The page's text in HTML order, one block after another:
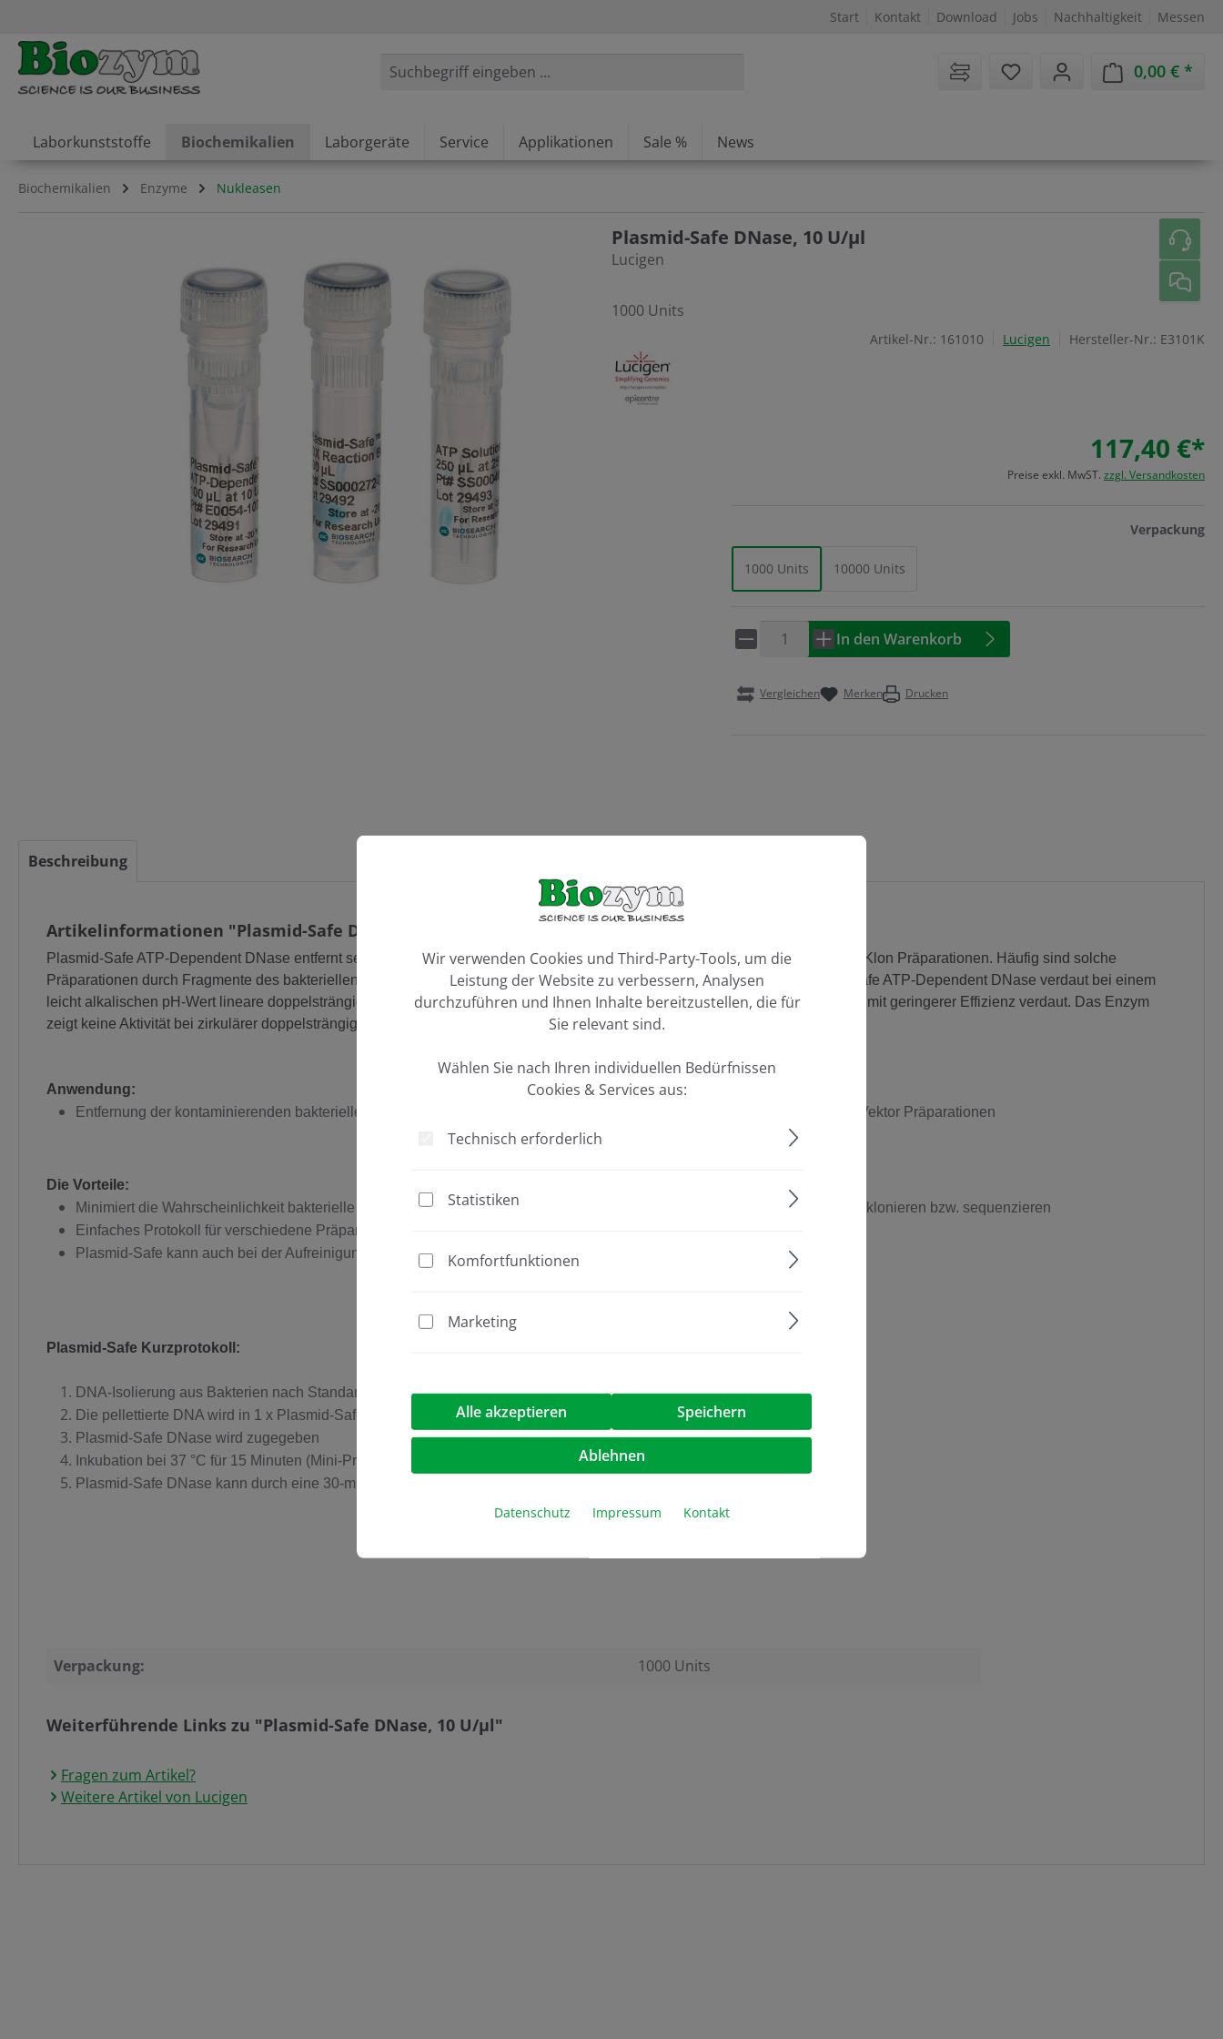
Start Kontakt Download Jobs Nachhaltigkeit Messen
Sie haben 0 Artikel auf dem
0,00 €
Laborkunststoffe Biochemikalien Laborgeräte Service Applikationen Sale % News
Biochemikalien Enzyme Nukleasen
Plasmid-Safe DNase, 10 U/µl
Lucigen
1000 Units
Artikel-Nr.: 161010 Lucigen Hersteller-Nr.: E3101K
117,40 €*
Preise exkl. MwST. zzgl. Versandkosten
Verpackung
1000 Units 10000 Units
Artikel Anzahl: Geben Sie den gewünschten
In den Warenkorb
Vergleichen Merken Drucken
Beschreibung
Artikelinformationen "Plasmid-Safe DNase, 10 U/µl"
Plasmid-Safe ATP-Dependent DNase entfernt selektiv bakterielle chromosomale DNA aus Plasmid, Cosmid, Fosmid und BAC-Klon Präparationen. Häufig sind solche
Präparationen durch Fragmente des bakteriellen Chromosoms kontaminiert, die bei der alkalischen Lyse entstehen. Plasmid-Safe ATP-Dependent DNase verdaut bei einem
leicht alkalischen pH-Wert lineare doppelsträngige DNA zu Desoxynukleotiden. Einzelsträngige zirkuläre und lineare DNA wird mit geringerer Effizienz verdaut. Das Enzym
zeigt keine Aktivität bei zirkulärer doppelsträngiger DNA (nicked oder geschlossen) bzw. supercoiled DNA.
Anwendung:
Entfernung der kontaminierenden bakteriellen chromosomalen DNA aus Plasmid, Cosmid, Fosmid und BAC-Klonen bzw. Vektor Präparationen
Die Vorteile:
Minimiert die Wahrscheinlichkeit bakterielle chromosomale DNA aus Plasmid, Cosmid, Fosmid und BAC Präparationen zu klonieren bzw. sequenzieren
Einfaches Protokoll für verschiedene Präparationen
Plasmid-Safe kann auch bei der Aufreinigung von DNA Vaccinen hilfreich sein
Plasmid-Safe Kurzprotokoll:
DNA-Isolierung aus Bakterien nach Standardprotokollen
Die pellettierte DNA wird in 1 x Plasmid-Safe Reaktionspuffer resuspendiert
Plasmid-Safe DNase wird zugegeben
Inkubation bei 37 °C für 15 Minuten (Mini-Prep) bzw. 2 Stunden (Maxi-Prep, 500 ml)
Plasmid-Safe DNase kann durch eine 30-minütige Inkubation bei 70 °C inaktiviert werden
Verpackung: 1000 Units
Weiterführende Links zu "Plasmid-Safe DNase, 10 U/µl"
Fragen zum Artikel?
Weitere Artikel von Lucigen
Wir verwenden Cookies und Third-Party-Tools, um die
Leistung der Website zu verbessern, Analysen
durchzuführen und Ihnen Inhalte bereitzustellen, die für
Sie relevant sind.
Wählen Sie nach Ihren individuellen Bedürfnissen
Cookies & Services aus:
Technisch erforderlich
Statistiken
Komfortfunktionen
Marketing
Alle akzeptieren Speichern
Ablehnen
Datenschutz Impressum Kontakt